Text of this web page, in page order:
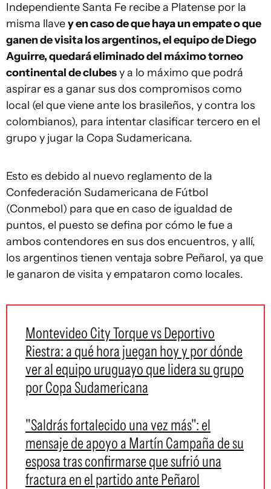
Independiente Santa Fe recibe a Platense por la
misma llavey en caso de que haya un empate o que
ganen de visita los argentinos, el equipo de Diego
Aguirre, quedará eliminado del máximo torneo
continental de clubesy a lo máximo que podrá
aspirar es a ganar sus dos compromisos como
local (el que viene ante los brasileños, y contra los
colombianos), para intentar clasificar tercero en el
grupo y jugar la Copa Sudamericana.
Esto es debido al nuevo reglamento de la
Confederación Sudamericana de Fútbol
(Conmebol) para que en caso de igualdad de
puntos, el puesto se defina por cómo le fue a
ambos contendores en sus dos encuentros, y allí,
los argentinos tienen ventaja sobre Peñarol, ya que
le ganaron de visita y empataron como locales.
Montevideo City Torque vs Deportivo
Riestra: a qué hora juegan hoy y por dónde
ver al equipo uruguayo que lidera su grupo
por Copa Sudamericana
"Saldrás fortalecido una vez más": el
mensaje de apoyo a Martín Campaña de su
esposa tras confirmarse que sufrió una
fractura en el partido ante Peñarol